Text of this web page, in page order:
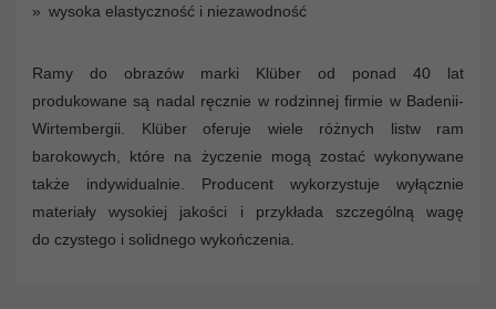
wysoka elastyczność i niezawodność
Ramy do obrazów marki Klüber od ponad 40 lat
produkowane są nadal ręcznie w rodzinnej firmie w Badenii-
Wirtembergii. Klüber oferuje wiele różnych listw ram
barokowych, które na życzenie mogą zostać wykonywane
także indywidualnie. Producent wykorzystuje wyłącznie
materiały wysokiej jakości i przykłada szczególną wagę
do czystego i solidnego wykończenia.